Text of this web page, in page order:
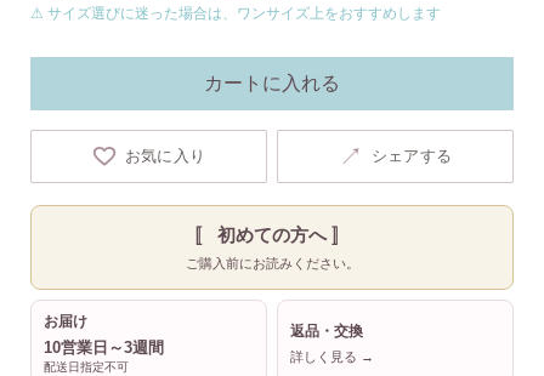
⚠ サイズ選びに迷った場合は、ワンサイズ上をおすすめします
カートに入れる
お気に入り ↗ シェアする
〚 初めての方へ 〛
ご購入前にお読みください。
お届け
10営業日～3週間
配送日指定不可
返品・交換
詳しく見る →